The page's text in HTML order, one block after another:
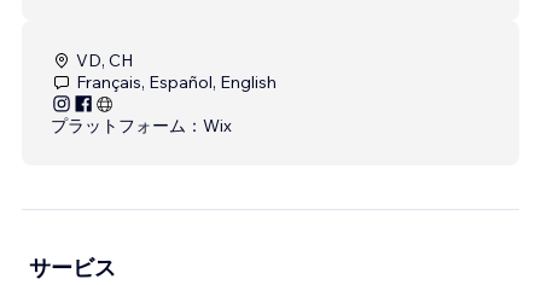
VD, CH
Français, Español, English
プラットフォーム： Wix
サービス